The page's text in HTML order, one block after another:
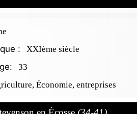
: XXIème siècle
33
Économie, entreprises